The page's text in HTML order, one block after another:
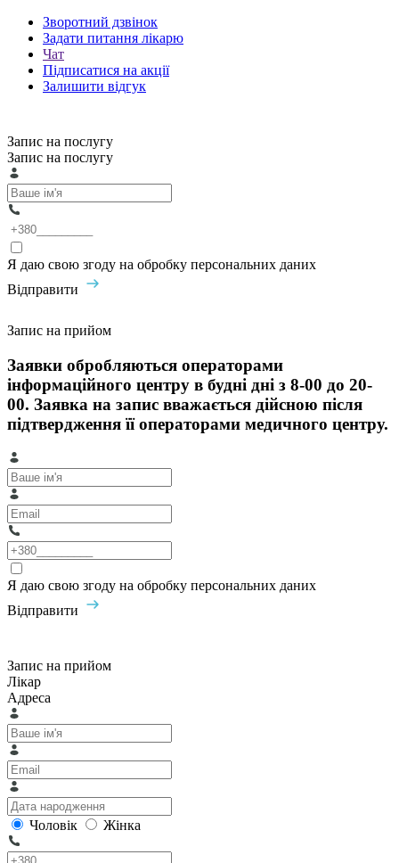
Зворотний дзвінок
Задати питання лікарю
Чат
Підписатися на акції
Залишити відгук
Запис на послугу
Запис на послугу
Я даю свою згоду на обробку персональних даних
Відправити
Запис на прийом
Заявки обробляються операторами
інформаційного центру в будні дні з 8-00 до 20-
00. Заявка на запис вважається дійсною після
підтвердження її операторами медичного центру.
Я даю свою згоду на обробку персональних даних
Відправити
Запис на прийом
Лікар
Адреса
Чоловік Жінка